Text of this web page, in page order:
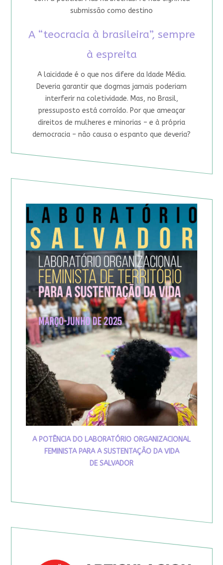
submissão como destino
A “teocracia à brasileira”, sempre
à espreita
A laicidade é o que nos difere da Idade Média.
Deveria garantir que dogmas jamais poderiam
interferir na coletividade. Mas, no Brasil,
pressuposto está corroído. Por que ameaçar
direitos de mulheres e minorias – e à própria
democracia – não causa o espanto que deveria?
A POTÊNCIA DO LABORATÓRIO ORGANIZACIONAL
FEMINISTA PARA A SUSTENTAÇÃO DA VIDA
DE SALVADOR